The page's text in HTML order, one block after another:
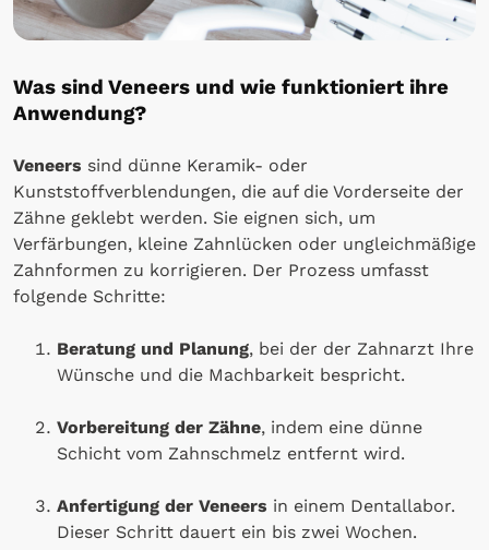
Was sind Veneers und wie funktioniert ihre
Anwendung?
Veneers sind dünne Keramik- oder
Kunststoffverblendungen, die auf die Vorderseite der
Zähne geklebt werden. Sie eignen sich, um
Verfärbungen, kleine Zahnlücken oder ungleichmäßige
Zahnformen zu korrigieren. Der Prozess umfasst
folgende Schritte:
Beratung und Planung, bei der der Zahnarzt Ihre
Wünsche und die Machbarkeit bespricht.
Vorbereitung der Zähne, indem eine dünne
Schicht vom Zahnschmelz entfernt wird.
Anfertigung der Veneers in einem Dentallabor.
Dieser Schritt dauert ein bis zwei Wochen.